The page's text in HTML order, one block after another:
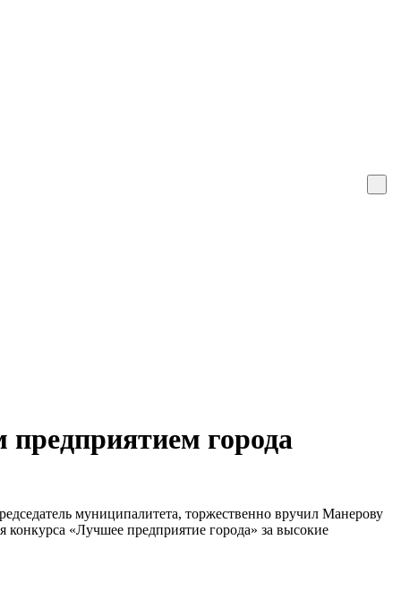
города
муниципалитета, торжественно вручил Манерову
«Лучшее предприятие города» за высокие